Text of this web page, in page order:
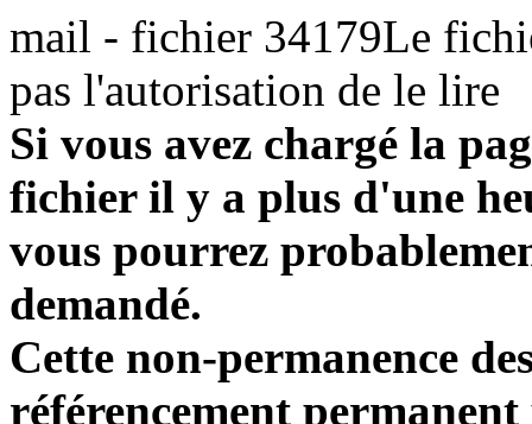
mail - fichier 34179Le
pas l'autorisation de le lire
Si vous avez chargé la
fichier il y a plus d'une
vous pourrez
demandé.
Cette non-permanence
référencement